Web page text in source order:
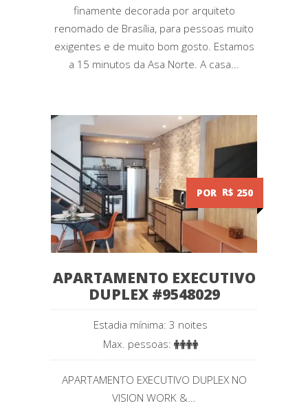
finamente decorada por arquiteto
renomado de Brasília, para pessoas muito
exigentes e de muito bom gosto. Estamos
a 15 minutos da Asa Norte. A casa...
POR R$ 250
APARTAMENTO EXECUTIVO
DUPLEX #9548029
Estadia mínima: 3 noites
Max. pessoas:
APARTAMENTO EXECUTIVO DUPLEX NO
VISION WORK &...